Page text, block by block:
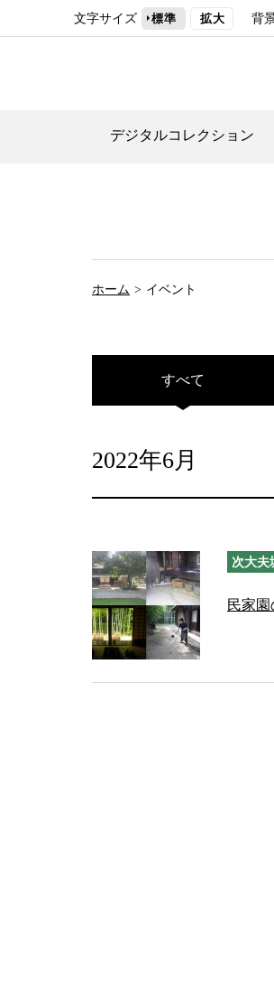
文字サイズ 標準 拡大 背
デジタルコレクション
ホーム イベント
すべて
2022年6月
次大夫
民家園